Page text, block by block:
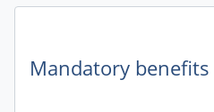
Mandatory benefits